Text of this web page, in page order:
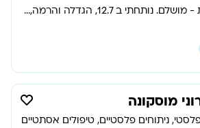
ב 12.7, הגדלה והרמה,...
מוסקונה
ניתוחים פלסטיים, טיפולים אסתטיים